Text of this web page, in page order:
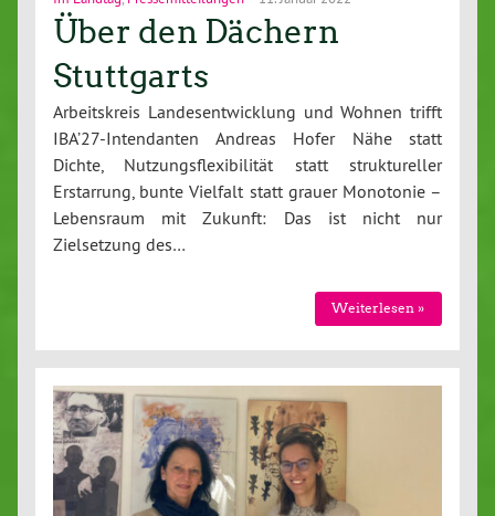
Über den Dächern
Stuttgarts
Arbeitskreis Landesentwicklung und Wohnen trifft
IBA’27-Intendanten Andreas Hofer Nähe statt
Dichte, Nutzungsflexibilität statt struktureller
Erstarrung, bunte Vielfalt statt grauer Monotonie –
Lebensraum mit Zukunft: Das ist nicht nur
Zielsetzung des…
Weiterlesen »